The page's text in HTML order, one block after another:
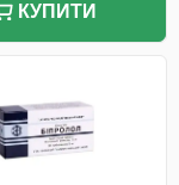
КУПИТИ